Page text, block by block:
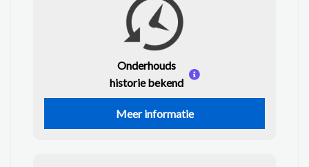
Onderhouds
historie bekend
Meer informatie